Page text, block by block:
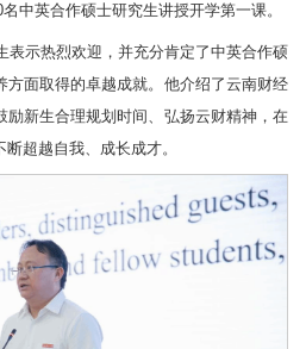
中英合作硕士研究生讲授开学第一课。
表示热烈欢迎，并充分肯定了中英合作硕
方面取得的卓越成就。他介绍了云南财经
励新生合理规划时间、弘扬云财精神，在
超越自我、成长成才。